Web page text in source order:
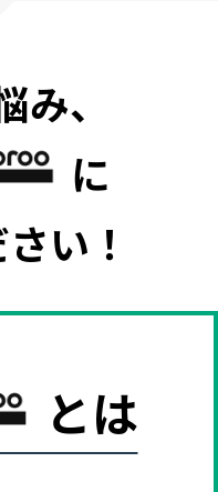
み、
に
い！
とは